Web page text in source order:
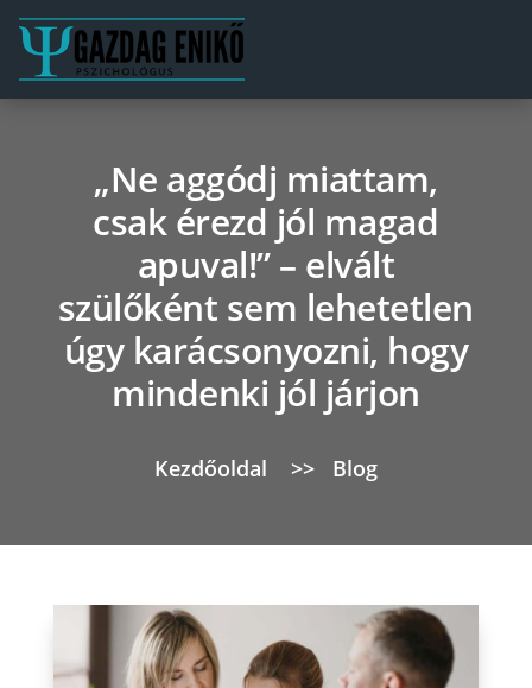
„Ne aggódj miattam,
csak érezd jól magad
apuval!” – elvált
szülőként sem lehetetlen
úgy karácsonyozni, hogy
mindenki jól járjon
Kezdőoldal >> Blog